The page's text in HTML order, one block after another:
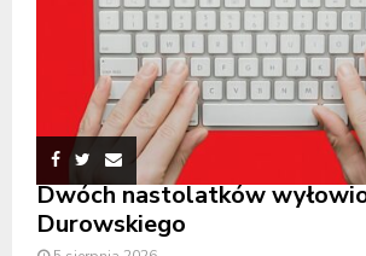
Dwóch nastolatków
Durowskiego